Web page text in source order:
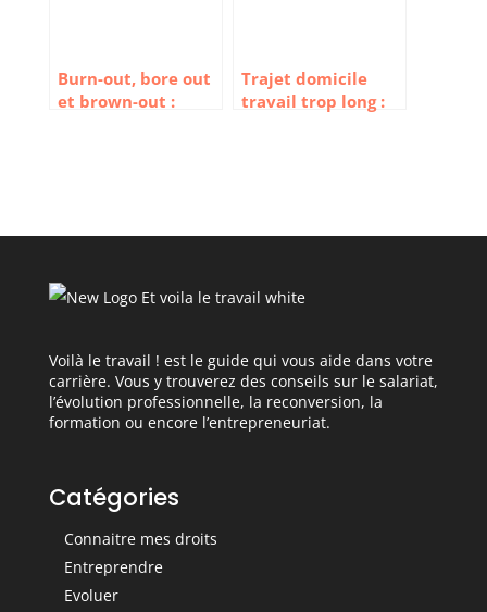
Burn-out, bore out
et brown-out :
Trajet domicile
travail trop long :
Voilà le travail ! est le guide qui vous aide dans votre
carrière. Vous y trouverez des conseils sur le salariat,
l’évolution professionnelle, la reconversion, la
formation ou encore l’entrepreneuriat.
Catégories
Connaitre mes droits
Entreprendre
Evoluer